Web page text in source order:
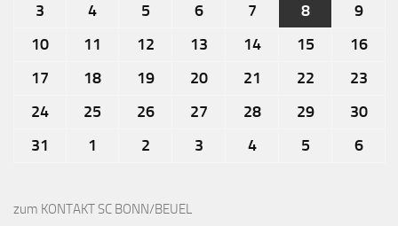
3
4 5 6 7 8
9
10
11 12 13 14 15
16
17
18 19 20 21 22
23
24
25 26 27 28 29
30
31
1 2 3 4 5 6
zum KONTAKT SC BONN/BEUEL